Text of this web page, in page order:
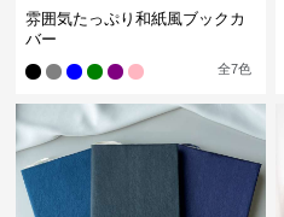
雰囲気たっぷり和紙風ブックカ
バー
全7色